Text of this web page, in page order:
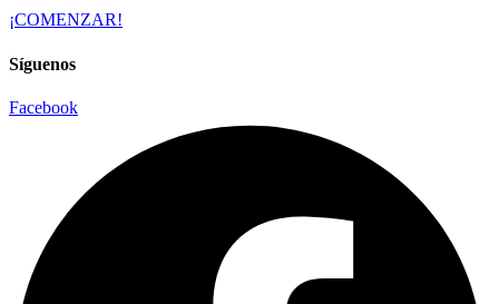
¡COMENZAR!
Síguenos
Facebook